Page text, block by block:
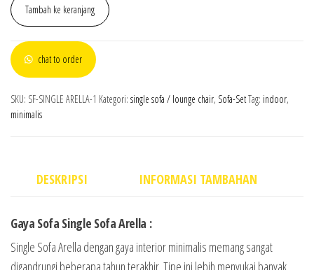
Tambah ke keranjang
chat to order
SKU: SF-SINGLE ARELLA-1 Kategori: single sofa / lounge chair, Sofa-SetTag: indoor,
minimalis
DESKRIPSI INFORMASI TAMBAHAN
Gaya Sofa Single Sofa Arella :
Single Sofa Arella dengan gaya interior minimalis memang sangat
digandrungi beberapa tahun terakhir. Tipe ini lebih menyukai banyak